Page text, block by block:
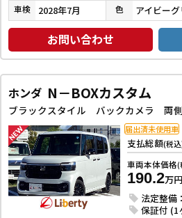
車検 2028年7月 色
お問い合わせ
ホンダ N－BOXカスタム
支払総額(税
車両本体価格(
190.2万円
法定整備
保証付 (1
届出済未使用車